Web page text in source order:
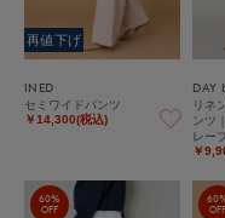
再値下げ
INED
セミワイドパンツ
￥14,300(税込)
リネ
ンツ
レー
￥
60%
OFF
OFF